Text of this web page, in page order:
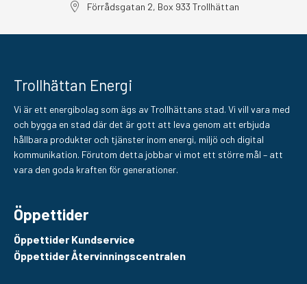
Förrådsgatan 2, Box 933 Trollhättan
Trollhättan Energi
Vi är ett energibolag som ägs av Trollhättans stad. Vi vill vara med
och bygga en stad där det är gott att leva genom att erbjuda
hållbara produkter och tjänster inom energi, miljö och digital
kommunikation. Förutom detta jobbar vi mot ett större mål – att
vara den goda kraften för generationer.
Öppettider
Öppettider Kundservice
Öppettider Återvinningscentralen